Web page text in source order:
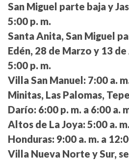
San Miguel parte baja y
5:00 p. m.
Santa Anita, San Miguel
Edén, 28 de Marzo y 13 de
5:00 p. m.
Villa San Manuel: 7:00 a.
Minitas, Las Palomas,
Darío: 6:00 p. m. a 6:00 a.
Altos de La Joya: 5:00 a.
Honduras: 9:00 a. m. a
Villa Nueva Norte y Sur,